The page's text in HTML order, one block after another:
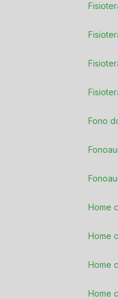
Fono